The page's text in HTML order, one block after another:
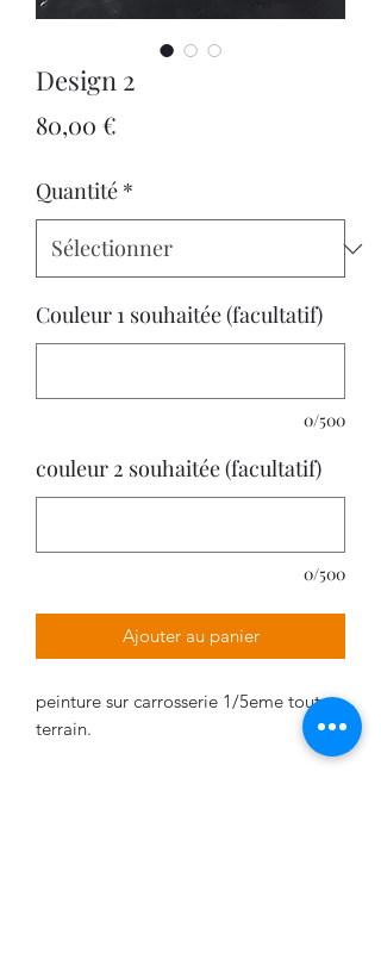
Design 2
80,00 €
Quantité *
Couleur 1 souhaitée (facultatif)
0/500
couleur 2 souhaitée (facultatif)
0/500
Ajouter au panier
peinture sur carrosserie 1/5eme tout-
terrain.